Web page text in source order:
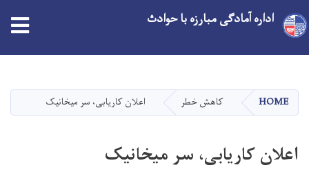
main
content
اداره آمادگی مبارزه با حوادث
HOME کاهش خطر اعلان کاریابی، سر میخانیک
اعلان کاریابی، سر میخانیک